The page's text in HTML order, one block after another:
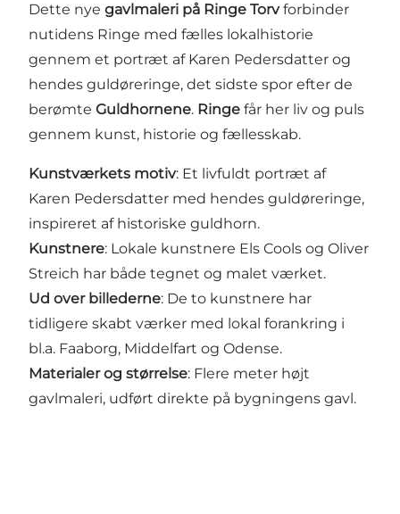
Dette nye gavlmaleri på Ringe Torvforbinder
nutidens Ringe med fælles lokalhistorie
gennem et portræt af Karen Pedersdatter og
hendes guldøreringe, det sidste spor efter de
berømte Guldhornene. Ringe får her liv og puls
gennem kunst, historie og fællesskab.
Kunstværkets motiv: Et livfuldt portræt af
Karen Pedersdatter med hendes guldøreringe,
inspireret af historiske guldhorn.
Kunstnere: Lokale kunstnere Els Cools og Oliver
Streich har både tegnet og malet værket.
Ud over billederne: De to kunstnere har
tidligere skabt værker med lokal forankring i
bl.a. Faaborg, Middelfart og Odense.
Materialer og størrelse: Flere meter højt
gavlmaleri, udført direkte på bygningens gavl.